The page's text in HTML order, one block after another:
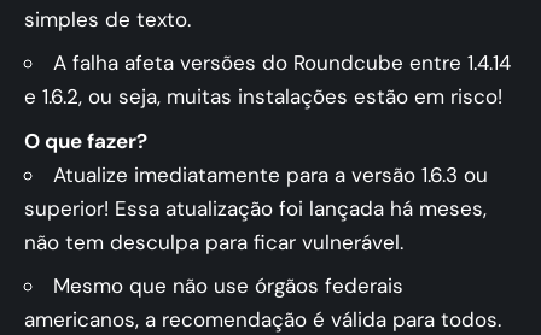
simples de texto.
A falha afeta versões do Roundcube entre 1.4.14
e 1.6.2, ou seja, muitas instalações estão em risco!
O que fazer?
Atualize imediatamente para a versão 1.6.3 ou
superior! Essa atualização foi lançada há meses,
não tem desculpa para ficar vulnerável.
Mesmo que não use órgãos federais
americanos, a recomendação é válida para todos.